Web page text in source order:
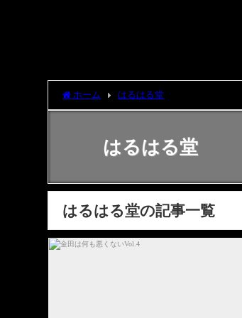
ホーム はるはる堂
はるはる堂
はるはる堂の記事一覧